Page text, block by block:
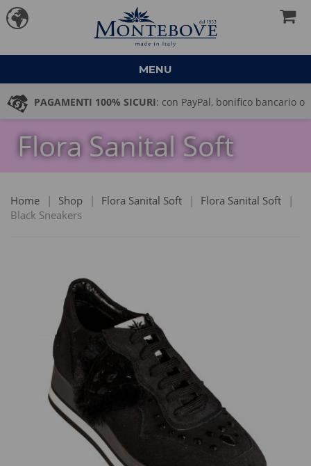
MENU
PAGAMENTI 100% SICURI: con PayPal, bonifico bancario o
pagamento alla consegna
Flora Sanital Soft
Home | Shop | Flora Sanital Soft | Flora Sanital Soft
|
Black Sneakers